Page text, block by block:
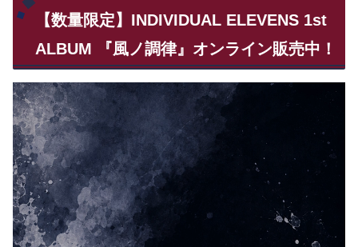
【数量限定】INDIVIDUAL ELEVENS 1st
ALBUM 『風ノ調律』オンライン販売中！
動
画
プ
レ
ー
ヤ
ー